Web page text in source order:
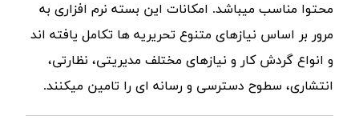
محتوا مناسب میباشد. امکانات این بسته نرم افزاری به
مرور بر اساس نیازهای متنوع تحریریه ها تکامل یافته اند
و انواع گردش کار و نیازهای مختلف مدیریتی، نظارتی،
انتشاری، سطوح دسترسی و رسانه ای را تامین میکنند.